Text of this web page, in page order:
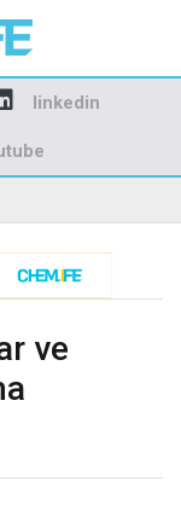
ve
linkedin
ve